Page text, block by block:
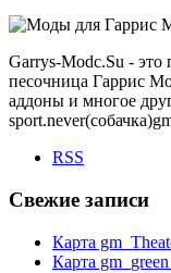
Garrys-Modc.Su -
песочница Гаррис
аддоны и многое
RSS
Свежие записи
Карта
Карта